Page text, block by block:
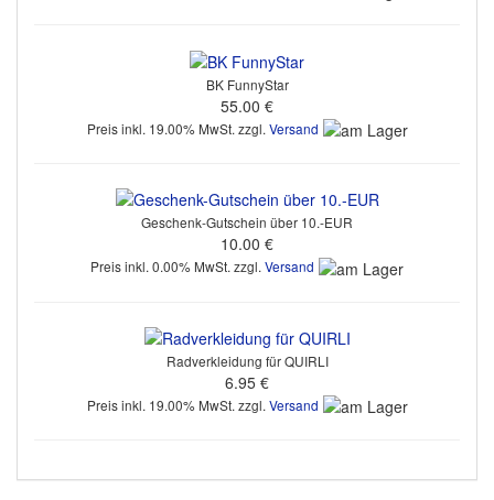
BK FunnyStar
55.00 €
Preis inkl. 19.00% MwSt. zzgl. Versand
Geschenk-Gutschein über 10.-EUR
10.00 €
Preis inkl. 0.00% MwSt. zzgl. Versand
Radverkleidung für QUIRLI
6.95 €
Preis inkl. 19.00% MwSt. zzgl. Versand